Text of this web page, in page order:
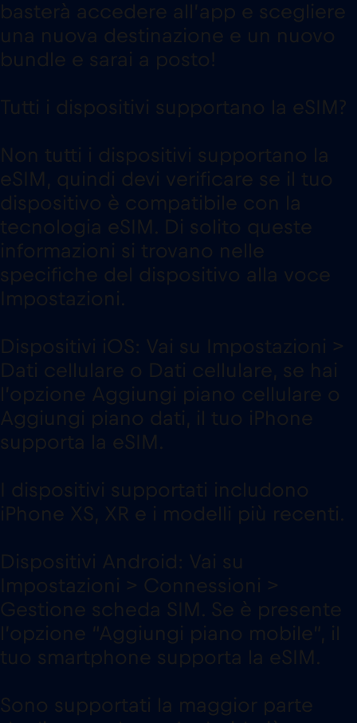
basterà accedere all’app e scegliere
una nuova destinazione e un nuovo
bundle e sarai a posto!
Tutti i dispositivi supportano la eSIM?
Non tutti i dispositivi supportano la
eSIM, quindi devi verificare se il tuo
dispositivo è compatibile con la
tecnologia eSIM. Di solito queste
informazioni si trovano nelle
specifiche del dispositivo alla voce
Impostazioni.
Dispositivi iOS: Vai su Impostazioni >
Dati cellulare o Dati cellulare, se hai
l’opzione Aggiungi piano cellulare o
Aggiungi piano dati, il tuo iPhone
supporta la eSIM.
I dispositivi supportati includono
iPhone XS, XR e i modelli più recenti.
Dispositivi Android: Vai su
Impostazioni > Connessioni >
Gestione scheda SIM. Se è presente
l’opzione “Aggiungi piano mobile”, il
tuo smartphone supporta la eSIM.
Sono supportati la maggior parte